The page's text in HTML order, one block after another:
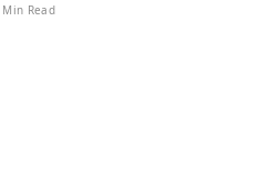
Min Read